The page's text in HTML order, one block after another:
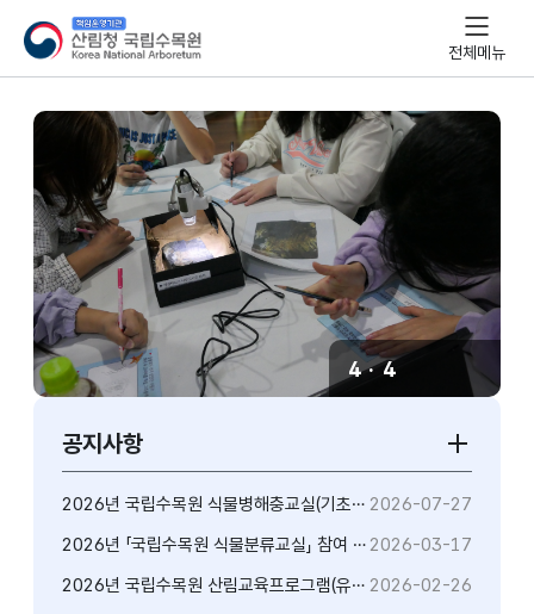
산림청
국립수목원
전체메뉴
프로그램
4·4
이전슬라이드
다음
공지사항
공지사항
더보기
2026년 국립수목원 식물병해충교실(기초과정) 참여 신청 연장 안내 2026-07-27
2026년 「국립수목원 식물분류교실」 참여 안내2026-03-17
2026년 국립수목원 산림교육프로그램(유초등) 참여 신청 안내 2026-02-26